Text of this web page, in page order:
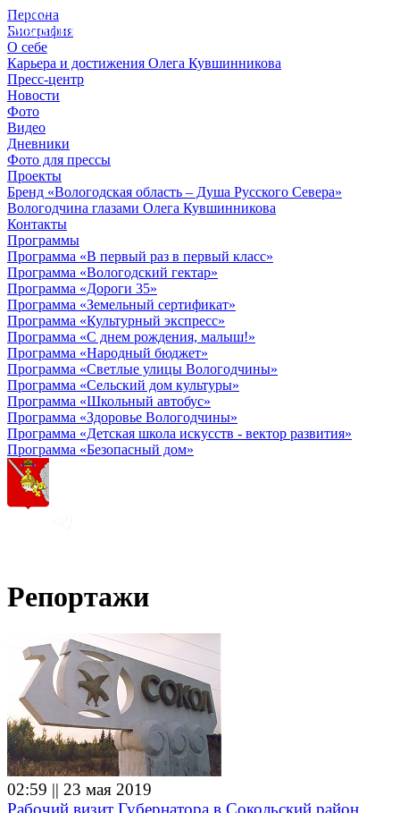
Персона
Биография
О себе
Карьера и достижения Олега Кувшинникова
Пресс-центр
Новости
Фото
Видео
Дневники
Фото для прессы
Проекты
Бренд «Вологодская область – Душа Русского Севера»
Вологодчина глазами Олега Кувшинникова
Контакты
Программы
Программа «В первый раз в первый класс»
Программа «Вологодский гектар»
Программа «Дороги 35»
Программа «Земельный сертификат»
Программа «Культурный экспресс»
Программа «С днем рождения, малыш!»
Программа «Народный бюджет»
Программа «Светлые улицы Вологодчины»
Программа «Сельский дом культуры»
Программа «Школьный автобус»
Программа «Здоровье Вологодчины»
Программа «Детская школа искусств - вектор развития»
Программа «Безопасный дом»
Репортажи
02:59 || 23 мая 2019
Рабочий визит Губернатора в Сокольский район
© 2012 - 2023,
КУВШИННИКОВ О.А.